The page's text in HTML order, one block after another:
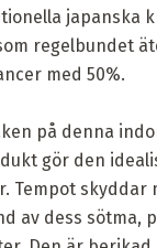
japanska
regelbundet
med 50%.
på denna
gör den
Tempot skyddar
av dess sötma,